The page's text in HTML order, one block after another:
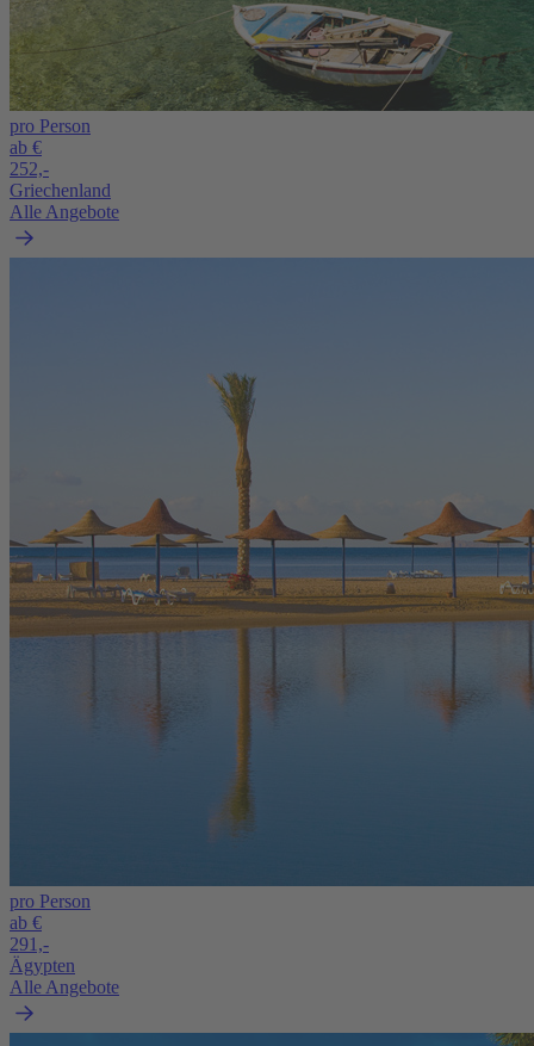
pro Person
ab €
252,-
Griechenland
Alle Angebote
pro Person
ab €
291,-
Ägypten
Alle Angebote